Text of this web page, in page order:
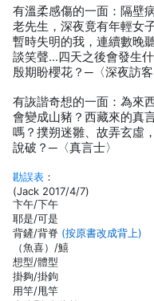
有溫柔感傷的一面：隔壁
老先生，深夜竟有年輕女
暫時失明的我，連續數晚
談笑聲…四天之後會發生
殷期盼櫻花？─〈深夜訪客
有詼諧奇想的一面：為來
會變成山豬？西藏來的真
嗎？撲朔迷雛、故弄玄虛
說破？─〈真言士〉
勘誤表 ：
(Jack 2017/4/7)
卞午/下午
耶是/可是
背鏟/背脊 (按原書改成背上)
（魚喜）/鱚
想型/體型
掛夠/掛鉤
用竿/甩竿